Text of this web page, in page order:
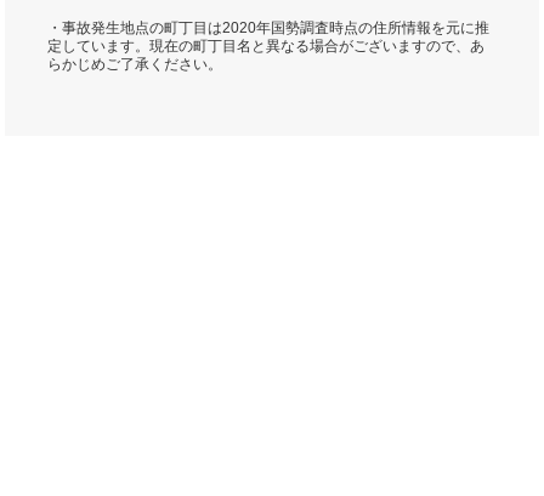
・事故発生地点の町丁目は2020年国勢調査時点の住所情報を元に推
定しています。現在の町丁目名と異なる場合がございますので、あ
らかじめご了承ください。